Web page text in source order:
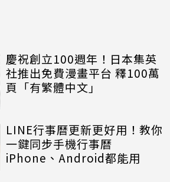
慶祝創立100週年！日本集英
社推出免費漫畫平台 釋100萬
頁「有繁體中文」
LINE行事曆更新更好用！教你
一鍵同步手機行事曆
iPhone、Android都能用